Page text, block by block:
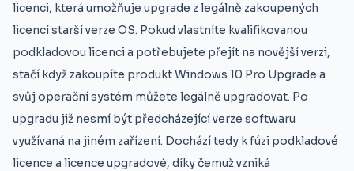
licenci, která umožňuje upgrade z legálně zakoupených
licencí starší verze OS. Pokud vlastníte kvalifikovanou
podkladovou licenci a potřebujete přejít na novější verzi,
stačí když zakoupíte produkt Windows 10 Pro Upgrade a
svůj operační systém můžete legálně upgradovat. Po
upgradu již nesmí být předcházející verze softwaru
využívaná na jiném zařízení. Dochází tedy k fúzi podkladové
licence a licence upgradové, díky čemuž vzniká